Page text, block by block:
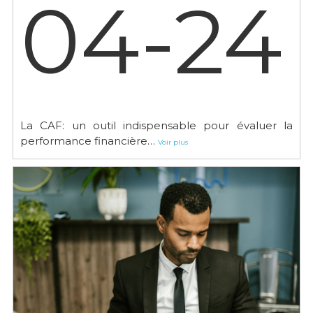
04-24
La CAF: un outil indispensable pour évaluer la
performance financière… Voir plus